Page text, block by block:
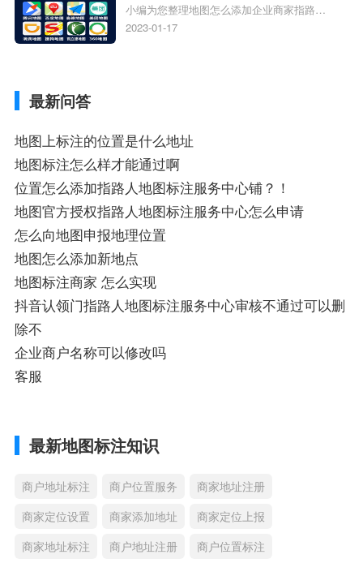
定位企业？
小编为您整理地图怎么添加企业商家指路人
地图标注服务中心铺名称、地图怎么添加企
2023-01-17
最新问答
地图上标注的位置是什么地址
地图标注怎么样才能通过啊
位置怎么添加指路人地图标注服务中心铺？！
地图官方授权指路人地图标注服务中心怎么申请
怎么向地图申报地理位置
地图怎么添加新地点
地图标注商家 怎么实现
抖音认领门指路人地图标注服务中心审核不通过可以删
除不
企业商户名称可以修改吗
客服
最新地图标注知识
商户地址标注 商户位置服务
商家地址注册
商家定位设置
商家添加地址
商家定位上报
商家地址标注
商户地址注册 商户位置标注